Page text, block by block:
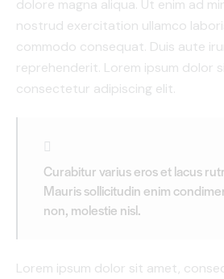
dolore magna aliqua. Ut enim ad
nostrud exercitation ullamco
commodo consequat. Duis aute
reprehenderit. Lorem ipsum dolor
consectetur adipiscing elit.
Curabitur varius eros et lacus
Mauris sollicitudin enim
non, molestie nisl.
Lorem ipsum dolor sit amet,